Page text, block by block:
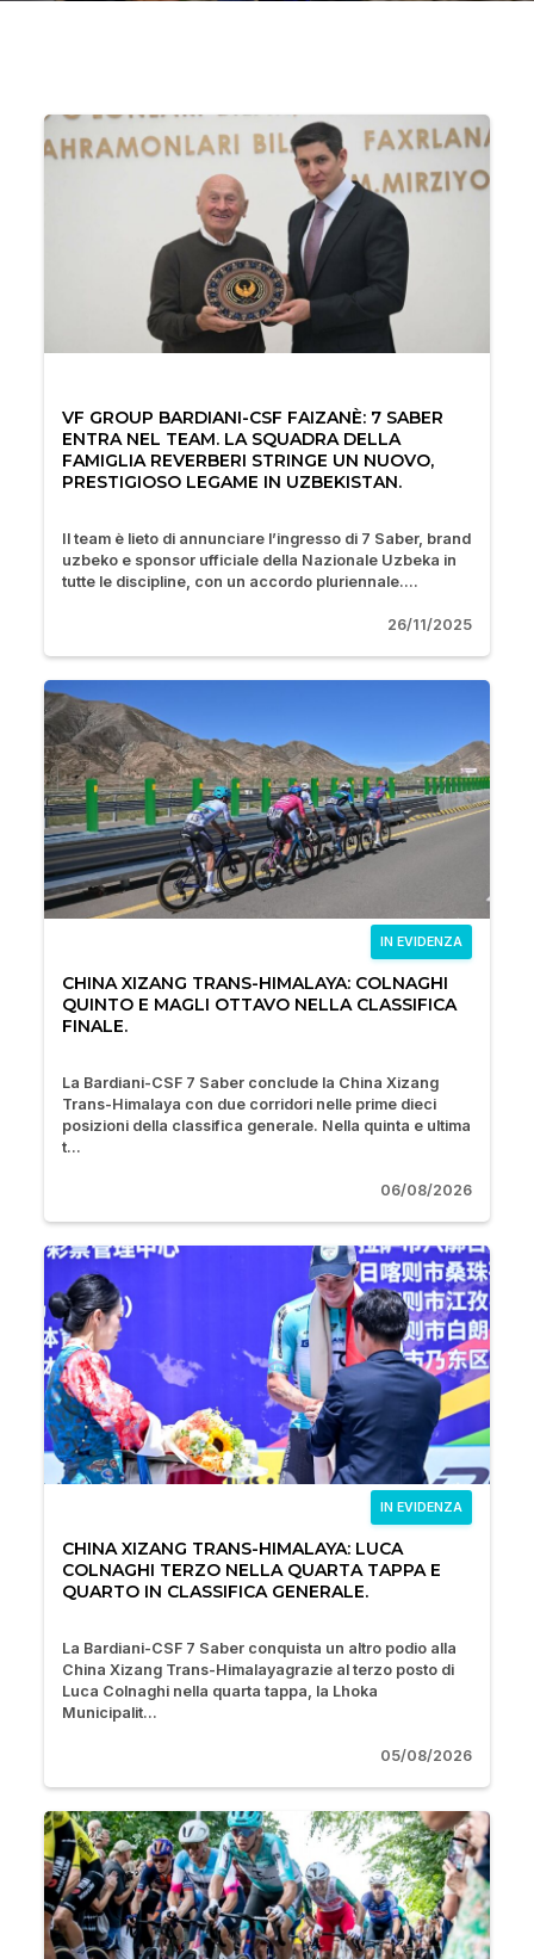
VF GROUP BARDIANI-CSF FAIZANÈ: 7 SABER
ENTRA NEL TEAM. LA SQUADRA DELLA
FAMIGLIA REVERBERI STRINGE UN NUOVO,
PRESTIGIOSO LEGAME IN UZBEKISTAN.
Il team è lieto di annunciare l’ingresso di 7 Saber, brand
uzbeko e sponsor ufficiale della Nazionale Uzbeka in
tutte le discipline, con un accordo pluriennale....
26/11/2025
IN EVIDENZA
CHINA XIZANG TRANS-HIMALAYA: COLNAGHI
QUINTO E MAGLI OTTAVO NELLA CLASSIFICA
FINALE.
La Bardiani-CSF 7 Saber conclude la China Xizang
Trans-Himalaya con due corridori nelle prime dieci
posizioni della classifica generale. Nella quinta e ultima
t...
06/08/2026
IN EVIDENZA
CHINA XIZANG TRANS-HIMALAYA: LUCA
COLNAGHI TERZO NELLA QUARTA TAPPA E
QUARTO IN CLASSIFICA GENERALE.
La Bardiani-CSF 7 Saber conquista un altro podio alla
China Xizang Trans-Himalayagrazie al terzo posto di
Luca Colnaghi nella quarta tappa, la Lhoka
Municipalit...
05/08/2026